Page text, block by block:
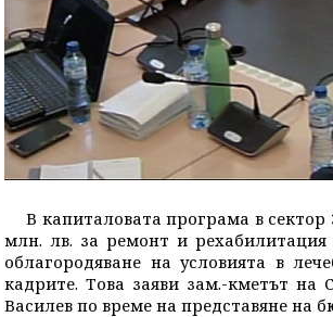
В капиталовата програма в сектор
млн. лв. за ремонт и
облагородяване на условията в
кадрите. Това заяви зам.-кметът
Василев по време на представяне на